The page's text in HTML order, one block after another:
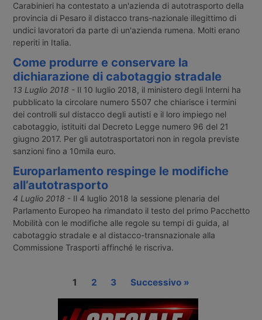
Carabinieri ha contestato a un'azienda di autotrasporto della
provincia di Pesaro il distacco trans-nazionale illegittimo di
undici lavoratori da parte di un'azienda rumena. Molti erano
reperiti in Italia.
Come produrre e conservare la
dichiarazione di cabotaggio stradale
13 Luglio 2018 - Il 10 luglio 2018, il ministero degli Interni ha
pubblicato la circolare numero 5507 che chiarisce i termini
dei controlli sul distacco degli autisti e il loro impiego nel
cabotaggio, istituiti dal Decreto Legge numero 96 del 21
giugno 2017. Per gli autotrasportatori non in regola previste
sanzioni fino a 10mila euro.
Europarlamento respinge le modifiche
all’autotrasporto
4 Luglio 2018 - Il 4 luglio 2018 la sessione plenaria del
Parlamento Europeo ha rimandato il testo del primo Pacchetto
Mobilità con le modifiche alle regole su tempi di guida, al
cabotaggio stradale e al distacco-transnazionale alla
Commissione Trasporti affinché le riscriva.
1 2 3 Successivo »